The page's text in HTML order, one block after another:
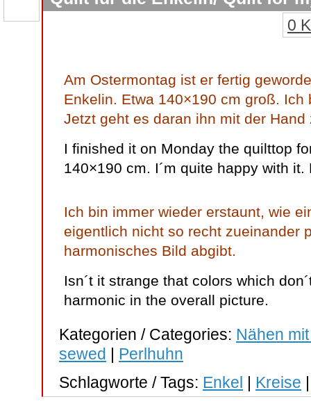
0
Am Ostermontag ist er fertig
Enkelin. Etwa 140×190 cm groß.
Jetzt geht es daran ihn mit der Hand
I finished it on Monday the quilttop
140×190 cm. I´m quite happy with
Ich bin immer wieder erstaunt, wie
eigentlich nicht so recht zueinander
harmonisches Bild abgibt.
Isn´t it strange that colors which
harmonic in the overall picture.
Kategorien / Categories: Nähen
sewed | Perlhuhn
Schlagworte / Tags: Enkel | Kreise